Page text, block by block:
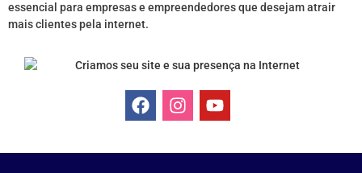
essencial para empresas e empreendedores que desejam atrair
mais clientes pela internet.